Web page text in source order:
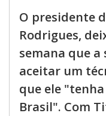
O presidente
Rodrigues,
semana que
aceitar um
que ele
Brasil". Com